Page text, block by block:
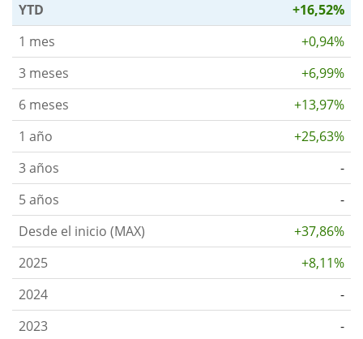
YTD
+16,52%
1 mes
+0,94%
3 meses
+6,99%
6 meses
+13,97%
1 año
+25,63%
3 años
-
5 años
-
Desde el inicio (MAX)
+37,86%
2025
+8,11%
2024
-
2023
-